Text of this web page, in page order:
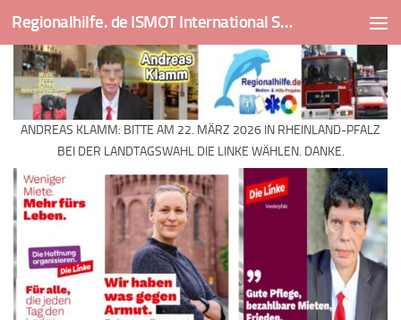
Skip to content Regionalhilfe. de ISMOT International Social And Medical Outreach Team
ANDREAS KLAMM: BITTE AM 22. MÄRZ 2026 IN RHEINLAND-PFALZ
BEI DER LANDTAGSWAHL DIE LINKE WÄHLEN. DANKE.